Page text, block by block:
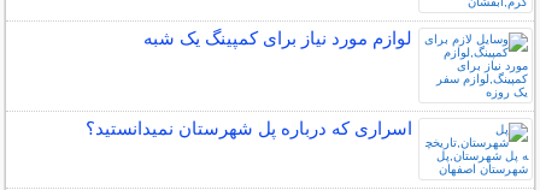
لوازم مورد نیاز برای کمپینگ یک شبه
اسراری که درباره پل شهرستان نمیدانستید؟